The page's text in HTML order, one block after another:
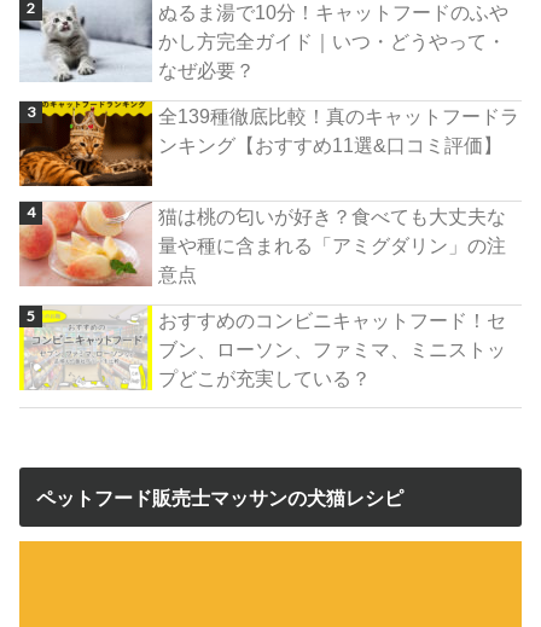
ぬるま湯で10分！キャットフードのふや
かし方完全ガイド｜いつ・どうやって・
なぜ必要？
全139種徹底比較！真のキャットフードラ
ンキング【おすすめ11選&口コミ評価】
猫は桃の匂いが好き？食べても大丈夫な
量や種に含まれる「アミグダリン」の注
意点
おすすめのコンビニキャットフード！セ
ブン、ローソン、ファミマ、ミニストッ
プどこが充実している？
ペットフード販売士マッサンの犬猫レシピ